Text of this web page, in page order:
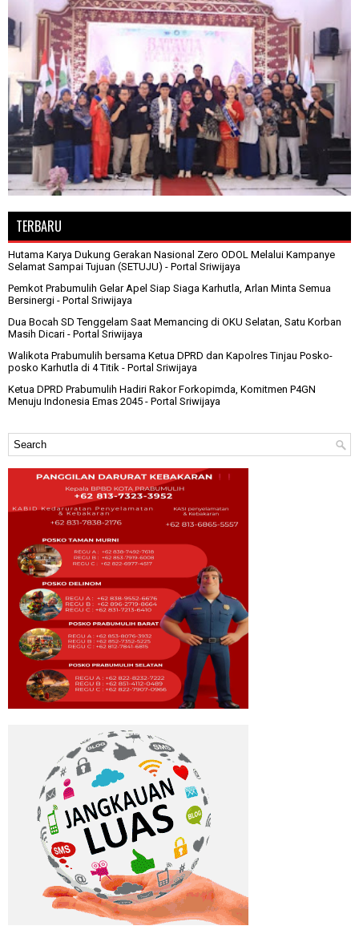
TERBARU
Hutama Karya Dukung Gerakan Nasional Zero ODOL Melalui Kampanye
Selamat Sampai Tujuan (SETUJU) - Portal Sriwijaya
Pemkot Prabumulih Gelar Apel Siap Siaga Karhutla, Arlan Minta Semua
Bersinergi - Portal Sriwijaya
Dua Bocah SD Tenggelam Saat Memancing di OKU Selatan, Satu Korban
Masih Dicari - Portal Sriwijaya
Walikota Prabumulih bersama Ketua DPRD dan Kapolres Tinjau Posko-
posko Karhutla di 4 Titik - Portal Sriwijaya
Ketua DPRD Prabumulih Hadiri Rakor Forkopimda, Komitmen P4GN
Menuju Indonesia Emas 2045 - Portal Sriwijaya